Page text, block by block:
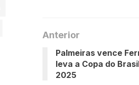
Anterior
Palmeiras vence
leva a Copa do
2025